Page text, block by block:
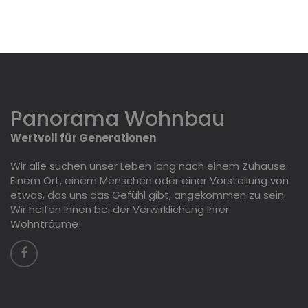
Panorama Wohnbau
Wertvoll für Generationen
Wir alle suchen unser Leben lang nach einem Zuhause.
Einem Ort, einem Menschen oder einer Vorstellung von
etwas, das uns das Gefühl gibt, angekommen zu sein.
Wir helfen Ihnen bei der Verwirklichung Ihrer
Wohnträume!